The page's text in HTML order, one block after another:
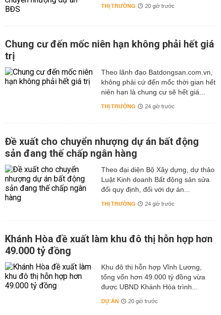
THỊ TRƯỜNG 20 giờ trước
Chung cư đến mốc niên hạn không phải hết giá
trị
Theo lãnh đạo Batdongsan.com.vn,
không phải cứ đến mốc thời gian hết
niên hạn là chung cư sẽ hết giá...
THỊ TRƯỜNG 24 giờ trước
Đề xuất cho chuyển nhượng dự án bất động
sản đang thế chấp ngân hàng
Theo đại diện Bộ Xây dựng, dự thảo
Luật Kinh doanh Bất động sản sửa
đổi quy định, đối với dự án...
THỊ TRƯỜNG 24 giờ trước
Khánh Hòa đề xuất làm khu đô thị hỗn hợp hơn
49.000 tỷ đồng
Khu đô thị hỗn hợp Vĩnh Lương,
tổng vốn hơn 49.000 tỷ đồng vừa
được UBND Khánh Hòa trình...
DỰ ÁN 20 giờ trước